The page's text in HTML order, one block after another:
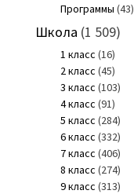
Программы (43)
Школа (1 509)
1 класс (16)
2 класс (45)
3 класс (103)
4 класс (91)
5 класс (284)
6 класс (332)
7 класс (406)
8 класс (274)
9 класс (313)